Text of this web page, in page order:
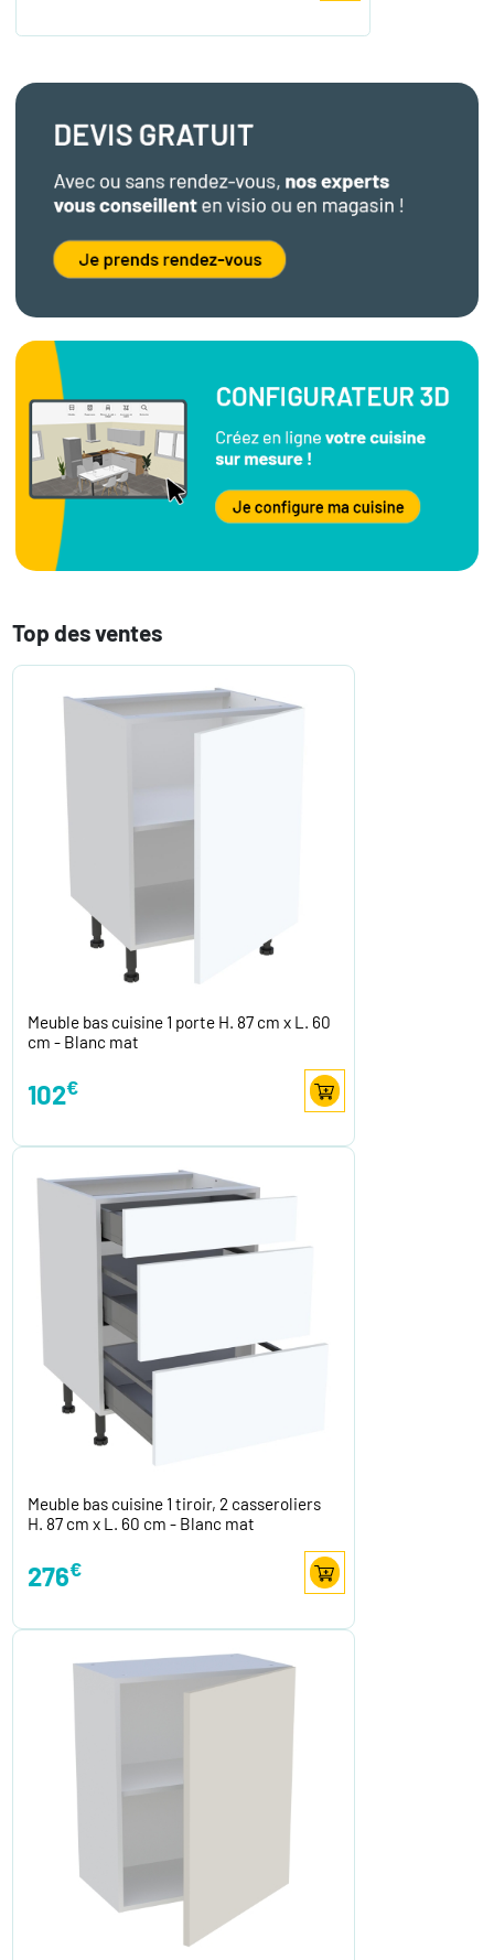
Top des ventes
Meuble bas cuisine 1 porte H. 87 cm x L. 60
cm - Blanc mat
102€
Meuble bas cuisine 1 tiroir, 2 casseroliers
H. 87 cm x L. 60 cm - Blanc mat
276€